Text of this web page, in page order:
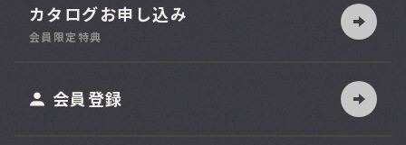
カタログお申し込み
会員限定特典
会員登録